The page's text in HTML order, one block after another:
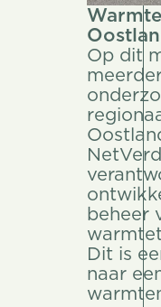
Op dit
beheer
Dit is
naar